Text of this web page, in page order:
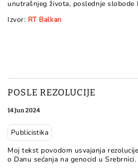
unutrašnjeg života, poslednje slobode
Izvor: RT Balkan
POSLE REZOLUCIJE
14 Jun 2024
Publicistika
Moj tekst povodom usvajanja
o Danu sećanja na genocid u